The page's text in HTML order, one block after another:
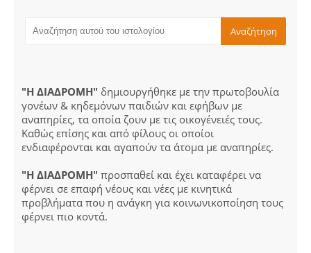
"Η ΔΙΑΔΡΟΜΗ" δημιουργήθηκε με την πρωτοβουλία
γονέων & κηδεμόνων παιδιών και εφήβων με
αναπηρίες, τα οποία ζουν με τις οικογένειές τους.
Καθώς επίσης και από φίλους οι οποίοι
ενδιαφέρονται και αγαπούν τα άτομα με αναπηρίες.
"Η ΔΙΑΔΡΟΜΗ" προσπαθεί και έχει καταφέρει να
φέρνει σε επαφή νέους και νέες με κινητικά
προβλήματα που η ανάγκη για κοινωνικοποίηση τους
φέρνει πιο κοντά.